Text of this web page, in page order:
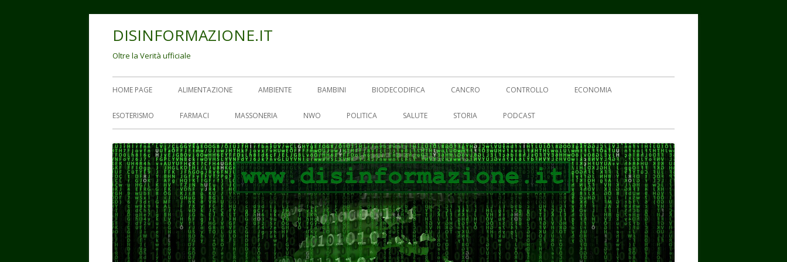
DISINFORMAZIONE.IT
Oltre la Verità ufficiale
Menu
principale
HOME PAGE ALIMENTAZIONE AMBIENTE BAMBINI BIODECODIFICA CANCRO CONTROLLO ECONOMIA
ESOTERISMO FARMACI MASSONERIA NWO POLITICA SALUTE STORIA PODCAST